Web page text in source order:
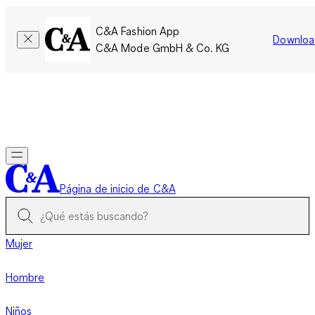
C&A Fashion App
C&A Mode GmbH & Co. KG
Página de inicio de C&A
Mujer
Hombre
Niños